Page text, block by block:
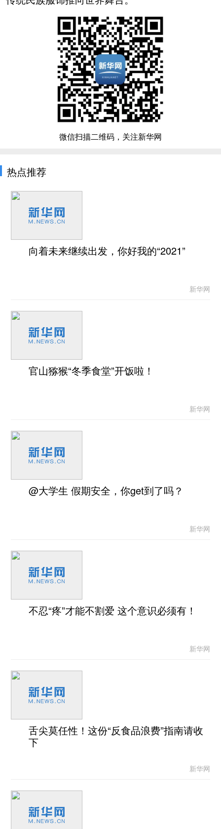
微信扫描二维码，关注新华网
热点推荐
向着未来继续出发，你好我的“2021”
新华网
官山猕猴“冬季食堂”开饭啦！
新华网
@大学生 假期安全，你get到了吗？
新华网
不忍“疼”才能不割爱 这个意识必须有！
新华网
舌尖莫任性！这份“反食品浪费”指南请收
下
新华网